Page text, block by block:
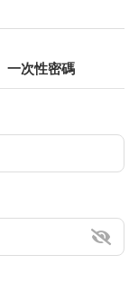
一次性密碼